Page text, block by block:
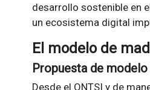
desarrollo sostenible en
un ecosistema digital
El modelo de
Propuesta de modelo
Desde el ONTSI y de